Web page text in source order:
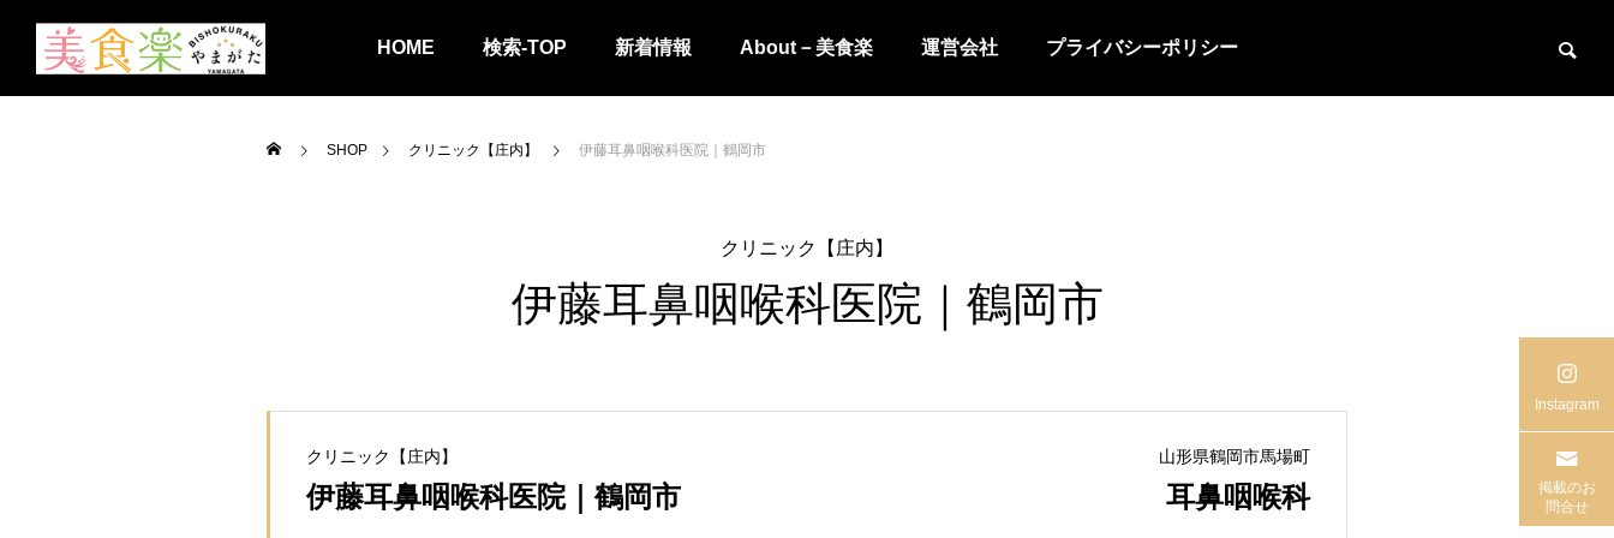
HOME 検索-TOP 新着情報 About－美食楽 運営会社 プライバシーポリシー
SHOP クリニック【庄内】 伊藤耳鼻咽喉科医院｜鶴岡市
クリニック【庄内】
伊藤耳鼻咽喉科医院｜鶴岡市
クリニック【庄内】
伊藤耳鼻咽喉科医院｜鶴岡市
山形県鶴岡市馬場町
耳鼻咽喉科
Instagram
掲載のお
問合せ